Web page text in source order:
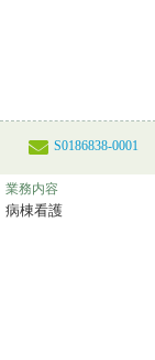
S0186838-0001
業務内容
病棟看護